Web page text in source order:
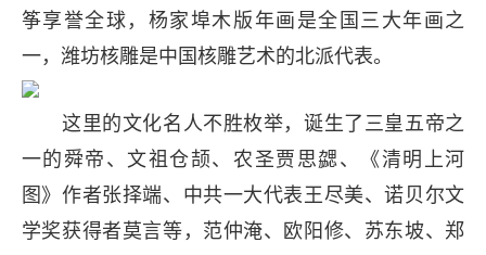
筝享誉全球，杨家埠木版年画是全国三大年画之
一，潍坊核雕是中国核雕艺术的北派代表。
这里的文化名人不胜枚举，诞生了三皇五帝之
一的舜帝、文祖仓颉、农圣贾思勰、《清明上河
图》作者张择端、中共一大代表王尽美、诺贝尔文
学奖获得者莫言等，范仲淹、欧阳修、苏东坡、郑